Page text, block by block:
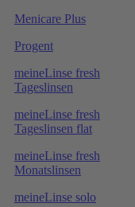
Menicare Plus
Progent
meineLinse fresh
Tageslinsen
meineLinse fresh
Tageslinsen flat
meineLinse fresh
Monatslinsen
meineLinse solo